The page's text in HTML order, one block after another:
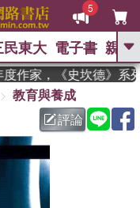
5
GO
吾 、 高希均教授回憶錄
父親節 、 花開錦
方念華 、 台灣的
數學女孩：黎曼猜想
神經 、
遊錄
民東大 電子書 親子
家，《史坎德》系
教育與養成
評論